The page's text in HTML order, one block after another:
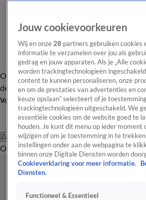
OverzichtAfleveringen Entertainment
de redactieNieuwsbrief
Volg Shownieuws
Zoeken
OverzichtEntertainmentSpraakmakend
Jouw cookievoorkeuren
Wij en onze 28 partners gebruiken cookies
informatie te verzamelen over jou als
gedrag en jouw apparaten. Als je „Alle
worden trackingtechnologieën
content te kunnen personaliseren, onze
en om de prestaties van advertenties en
keuze opslaan” selecteert of je
trackingtechnologieën uitgeschakeld. We
essentiële cookies om de website goed te
houden. Je kunt dit menu op ieder moment
wijzigen of om je toestemming in te
instellingen onder aan de webpagina te
binnen onze Digitale Diensten worden
Cookieverklaring voor meer informatie.
Diensten.
Functioneel & Essentieel